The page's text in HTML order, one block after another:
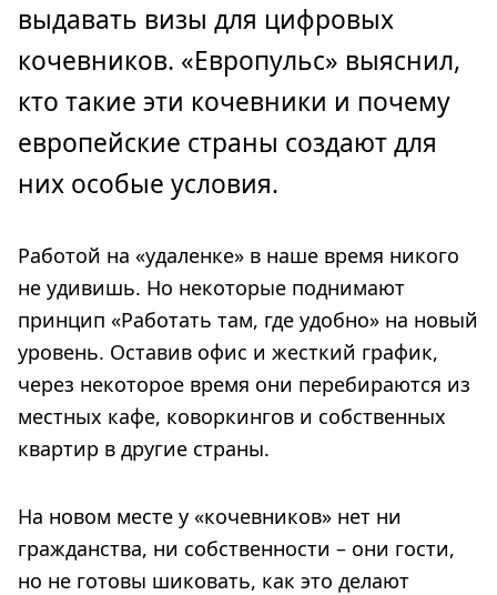
выдавать визы для цифровых
кочевников. «Европульс» выяснил,
кто такие эти кочевники и почему
европейские страны создают для
них особые условия.
Работой на «удаленке» в наше время никого
не удивишь. Но некоторые поднимают
принцип «Работать там, где удобно» на новый
уровень. Оставив офис и жесткий график,
через некоторое время они перебираются из
местных кафе, коворкингов и собственных
квартир в другие страны.
На новом месте у «кочевников» нет ни
гражданства, ни собственности – они гости,
но не готовы шиковать, как это делают